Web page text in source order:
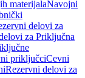
materijalaNavojni
delovi za
za Priključna
priključciCevni
Rezervni delovi za